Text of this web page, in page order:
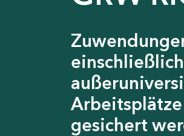
Arbeitsplätze
gesichert